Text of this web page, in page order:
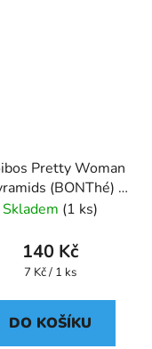
Pretty Woman
(BONThé) -
Oxalis
Skladem (1 ks)
140 Kč
Měrná
7 Kč / 1 ks
DO KOŠÍKU